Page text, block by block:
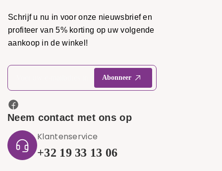
Schrijf u nu in voor onze nieuwsbrief en
profiteer van 5% korting op uw volgende
aankoop in de winkel!
Neem contact met ons op
Klantenservice
+32 19 33 13 06